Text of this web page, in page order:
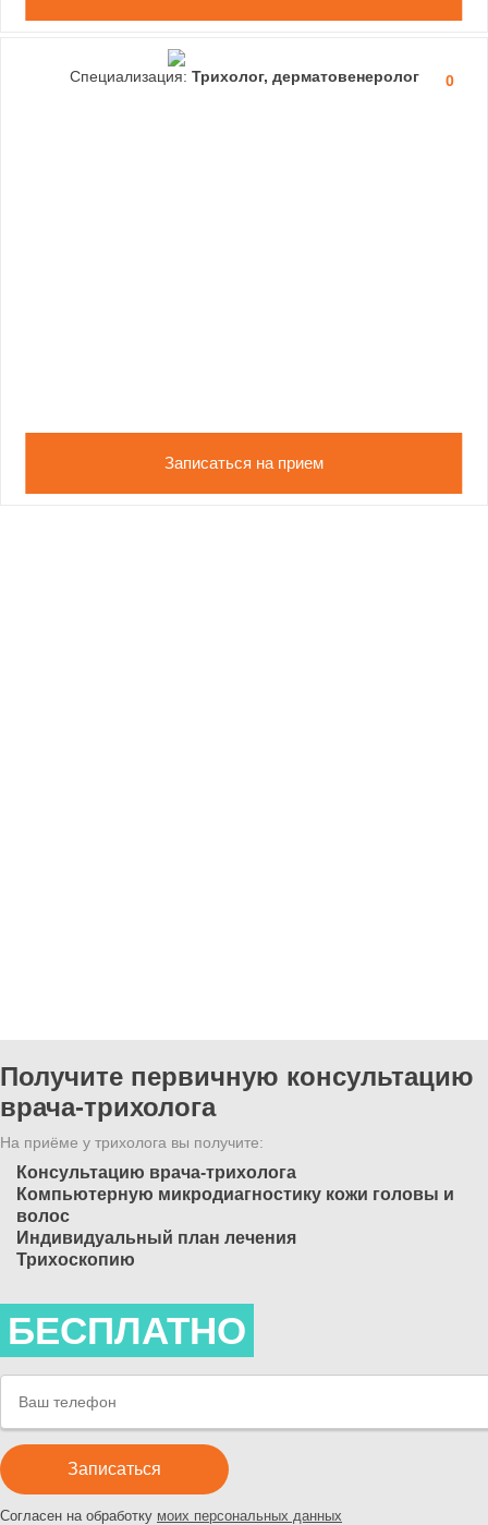
0
Специализация: Трихолог, дерматовенеролог
Записаться на прием
Получите первичную консультацию
врача-трихолога
На приёме у трихолога вы получите:
Консультацию врача-трихолога
Компьютерную микродиагностику кожи головы и
волос
Индивидуальный план лечения
Трихоскопию
БЕСПЛАТНО
Согласен на обработку моих персональных данных